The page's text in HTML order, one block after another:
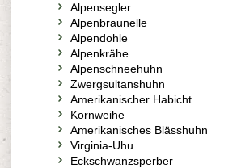
Alpensegler
Alpenbraunelle
Alpendohle
Alpenkrähe
Alpenschneehuhn
Zwergsultanshuhn
Amerikanischer Habicht
Kornweihe
Amerikanisches Blässhuhn
Virginia-Uhu
Eckschwanzsperber